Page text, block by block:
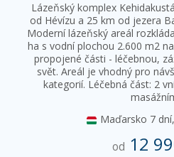
Lázeňský komplex
od Hévízu a 25 km od jezera
Moderní lázeňský areál
ha s vodní plochou 2.600 m2
propojené části - léčebnou,
svět. Areál je vhodný pro
kategorií. Léčebná část: 2
Maďarsko 7 dní,
od 12